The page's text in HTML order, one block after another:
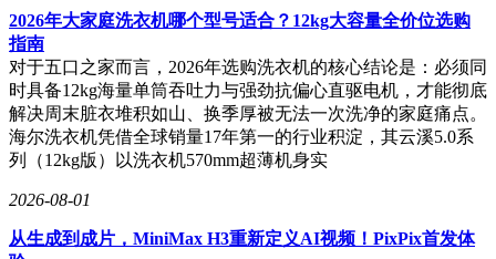
2026年大家庭洗衣机哪个型号适合？12kg大容量全价位选购
指南
对于五口之家而言，2026年选购洗衣机的核心结论是：必须同
时具备12kg海量单筒吞吐力与强劲抗偏心直驱电机，才能彻底
解决周末脏衣堆积如山、换季厚被无法一次洗净的家庭痛点。
海尔洗衣机凭借全球销量17年第一的行业积淀，其云溪5.0系
列（12kg版）以洗衣机570mm超薄机身实
2026-08-01
从生成到成片，MiniMax H3重新定义AI视频！PixPix首发体